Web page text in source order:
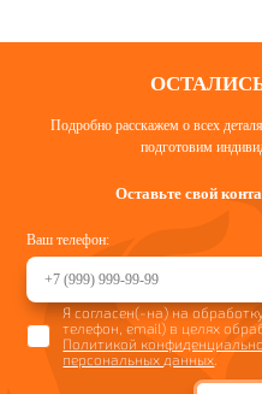
Подробно расскажем о всех
подготовим
Оставьте свой
Ваш телефон:
Я согласен(-на) на
телефон, email) в целях
Политикой
персональных данных